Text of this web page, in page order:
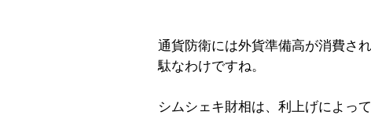
通貨防衛には外貨準備高が消費さ
駄なわけですね。
シムシェキ財相は、利上げによっ